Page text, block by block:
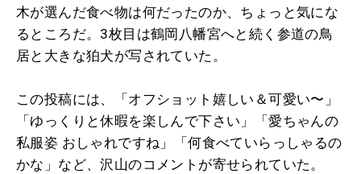
木が選んだ食べ物は何だったのか、ちょっと気にな
るところだ。3枚目は鶴岡八幡宮へと続く参道の鳥
居と大きな狛犬が写されていた。
この投稿には、「オフショット嬉しい＆可愛い〜」
「ゆっくりと休暇を楽しんで下さい」「愛ちゃんの
私服姿 おしゃれですね」「何食べていらっしゃるの
かな」など、沢山のコメントが寄せられていた。